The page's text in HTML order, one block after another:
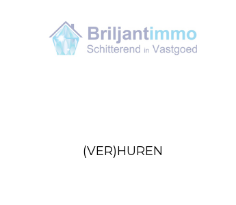
(VER)HUREN